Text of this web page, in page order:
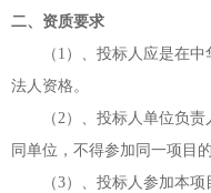
二、资质要求
（ 1）、投标人应是在
法人资格。
（2）、投标人单位负
同单位，不得参加同一项目的
（3）、投标人参加本